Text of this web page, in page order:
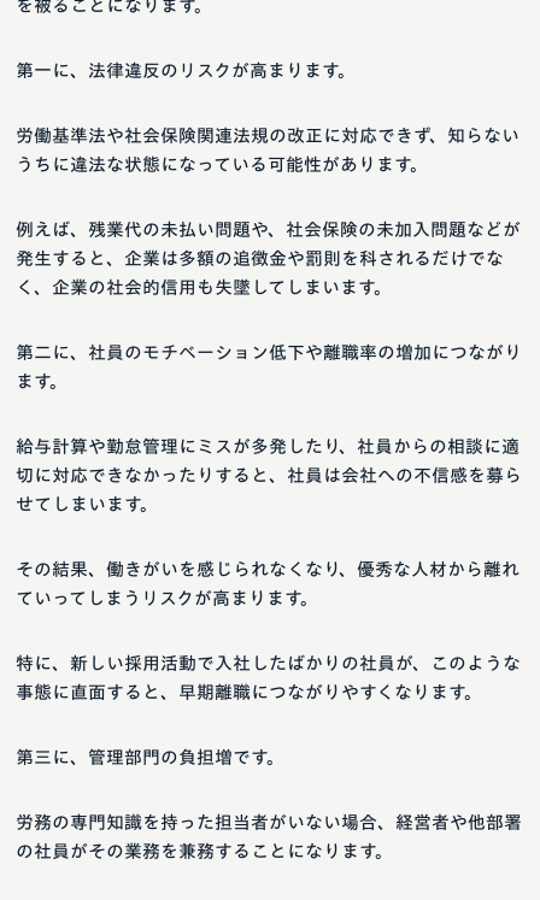
を被ることになります。
第一に、法律違反のリスクが高まります。
労働基準法や社会保険関連法規の改正に対応できず、知らない
うちに違法な状態になっている可能性があります。
例えば、残業代の未払い問題や、社会保険の未加入問題などが
発生すると、企業は多額の追徴金や罰則を科されるだけでな
く、企業の社会的信用も失墜してしまいます。
第二に、社員のモチベーション低下や離職率の増加につながり
ます。
給与計算や勤怠管理にミスが多発したり、社員からの相談に適
切に対応できなかったりすると、社員は会社への不信感を募ら
せてしまいます。
その結果、働きがいを感じられなくなり、優秀な人材から離れ
ていってしまうリスクが高まります。
特に、新しい採用活動で入社したばかりの社員が、このような
事態に直面すると、早期離職につながりやすくなります。
第三に、管理部門の負担増です。
労務の専門知識を持った担当者がいない場合、経営者や他部署
の社員がその業務を兼務することになります。